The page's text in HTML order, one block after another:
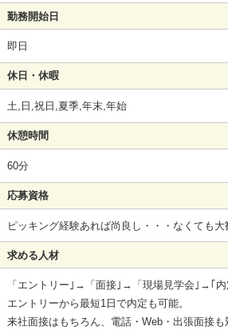
勤務開始日
即日
休日・休暇
土,日,祝日,夏季,年末,年始
休憩時間
60分
応募資格
ピッキング経験あれば尚良し・・・なくても大
求める人材
「エントリー｣→「面接｣→「現場見学会｣→｢
エントリーから最短1日で内定も可能。
来社面接はもちろん、電話・Web・出張面接も